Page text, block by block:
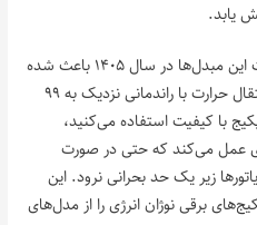
یابد.
استفاده از متریال‌های نوین در ساخت این مبدل‌ها در سال ۱۴۰۵ باعث شده
است که حتی در مدل‌های تک‌فاز، انتقال حرارت با راندمانی نزدیک به ۹۹
با کیفیت استفاده می‌کنید،
عمل می‌کند که حتی در صورت
زیر یک حد بحرانی نرود. این
برقی نوژان انرژی را از مدل‌های